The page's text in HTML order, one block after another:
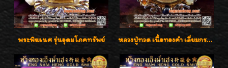
พระพิฆเนศ รุ่นอุดมโภคทรัพย์ หลวงปู่ทวด เนื้อทองคำ เลี่ยมกรอบทองคำประดับเพชรแท้และพลอยนพเก้า น่ารักมากๆค่ะ